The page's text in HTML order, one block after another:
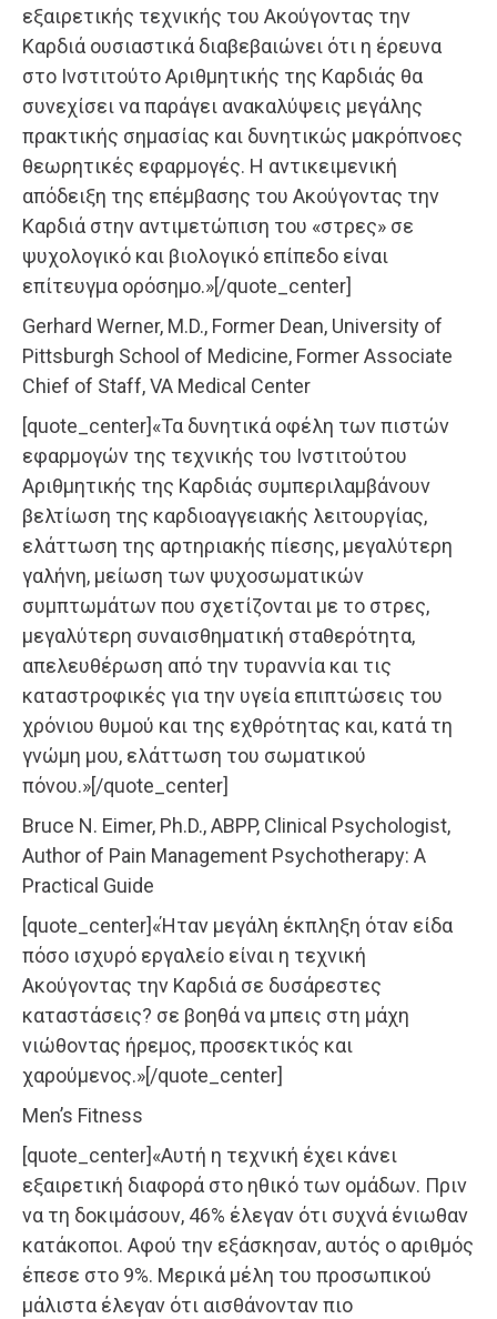
εξαιρετικής τεχνικής του Ακούγοντας την
Καρδιά ουσιαστικά διαβεβαιώνει ότι η έρευνα
στο Ινστιτούτο Αριθμητικής της Καρδιάς θα
συνεχίσει να παράγει ανακαλύψεις μεγάλης
πρακτικής σημασίας και δυνητικώς μακρόπνοες
θεωρητικές εφαρμογές. Η αντικειμενική
απόδειξη της επέμβασης του Ακούγοντας την
Καρδιά στην αντιμετώπιση του «στρες» σε
ψυχολογικό και βιολογικό επίπεδο είναι
επίτευγμα ορόσημο.»[/quote_center]
Gerhard Werner, M.D., Former Dean, University of
Pittsburgh School of Medicine, Former Associate
Chief of Staff, VA Medical Center
[quote_center]«Τα δυνητικά οφέλη των πιστών
εφαρμογών της τεχνικής του Ινστιτούτου
Αριθμητικής της Καρδιάς συμπεριλαμβάνουν
βελτίωση της καρδιοαγγειακής λειτουργίας,
ελάττωση της αρτηριακής πίεσης, μεγαλύτερη
γαλήνη, μείωση των ψυχοσωματικών
συμπτωμάτων που σχετίζονται με το στρες,
μεγαλύτερη συναισθηματική σταθερότητα,
απελευθέρωση από την τυραννία και τις
καταστροφικές για την υγεία επιπτώσεις του
χρόνιου θυμού και της εχθρότητας και, κατά τη
γνώμη μου, ελάττωση του σωματικού
πόνου.»[/quote_center]
Bruce N. Eimer, Ph.D., ABPP, Clinical Psychologist,
Author of Pain Management Psychotherapy: A
Practical Guide
[quote_center]«Ήταν μεγάλη έκπληξη όταν είδα
πόσο ισχυρό εργαλείο είναι η τεχνική
Ακούγοντας την Καρδιά σε δυσάρεστες
καταστάσεις? σε βοηθά να μπεις στη μάχη
νιώθοντας ήρεμος, προσεκτικός και
χαρούμενος.»[/quote_center]
Men’s Fitness
[quote_center]«Αυτή η τεχνική έχει κάνει
εξαιρετική διαφορά στο ηθικό των ομάδων. Πριν
να τη δοκιμάσουν, 46% έλεγαν ότι συχνά ένιωθαν
κατάκοποι. Αφού την εξάσκησαν, αυτός ο αριθμός
έπεσε στο 9%. Μερικά μέλη του προσωπικού
μάλιστα έλεγαν ότι αισθάνονταν πιο